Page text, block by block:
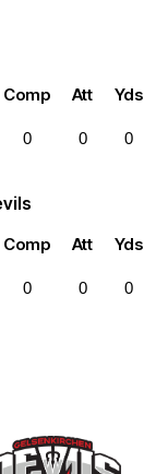
Comp Att Yds
0 0 0
Comp Att Yds
0 0 0